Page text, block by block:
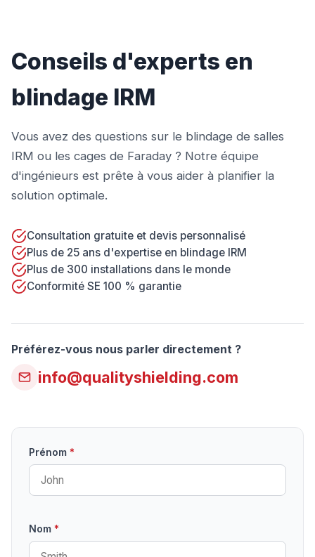
Conseils d'experts en
blindage IRM
Vous avez des questions sur le blindage de salles
IRM ou les cages de Faraday ? Notre équipe
d'ingénieurs est prête à vous aider à planifier la
solution optimale.
Consultation gratuite et devis personnalisé
Plus de 25 ans d'expertise en blindage IRM
Plus de 300 installations dans le monde
Conformité SE 100 % garantie
Préférez-vous nous parler directement ?
info@qualityshielding.com
Prénom *
Nom *